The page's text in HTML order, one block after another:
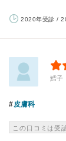
2020年受診 /
鱈子
皮膚科
この口コミは受